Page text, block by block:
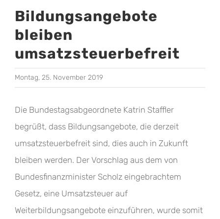
Bildungsangebote
bleiben
umsatzsteuerbefreit
Montag, 25. November 2019
Die Bundestagsabgeordnete Katrin Staffler
begrüßt, dass Bildungsangebote, die derzeit
umsatzsteuerbefreit sind, dies auch in Zukunft
bleiben werden. Der Vorschlag aus dem von
Bundesfinanzminister Scholz eingebrachtem
Gesetz, eine Umsatzsteuer auf
Weiterbildungsangebote einzuführen, wurde somit